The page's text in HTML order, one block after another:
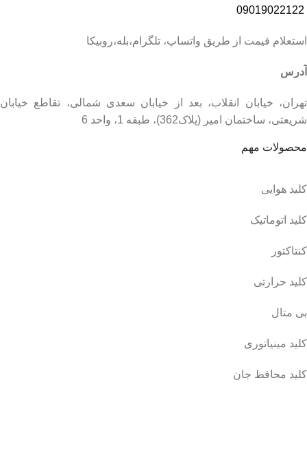
09019022122
استعلام قیمت از طریق واتساپ، تلگرام،بله،روبیکا
آدرس
تهران، خیابان انقلاب، بعد از خیابان سعدی شمالی، تقاطع خیابان
شریعتی، ساختمان امیر (پلاک362)، طبقه 1، واحد 6
محصولات مهم
کلید هوایی
کلید اتوماتیک
کنتاکتور
کلید حرارتی
بی متال
کلید مینیاتوری
کلید محافظ جان